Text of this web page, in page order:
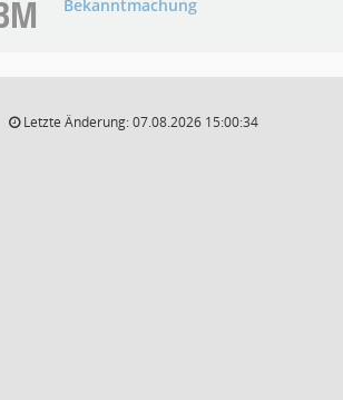
Bekanntmachung
Letzte Änderung: 07.08.2026 15:00:34